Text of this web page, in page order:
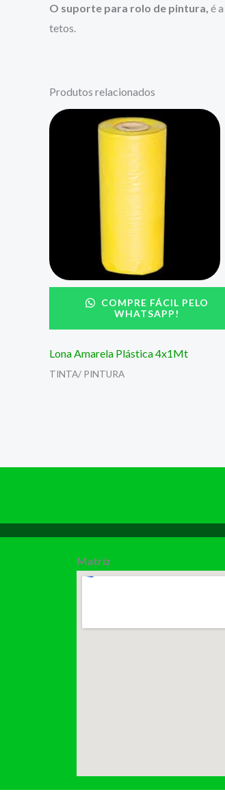
O suporte para rolo de pintura, é a
tetos.
Produtos relacionados
COMPRE FÁCIL PELO
WHATSAPP!
Lona Amarela Plástica 4x1Mt
TINTA/ PINTURA
Matriz